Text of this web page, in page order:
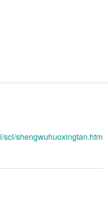
scl/shengwuhuoxingtan.htm